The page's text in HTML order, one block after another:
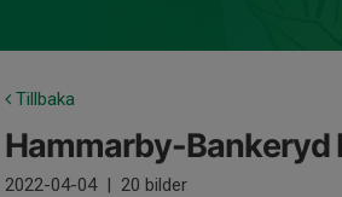
Tillbaka
Hammarby-Bankeryd
2022-04-04 | 20 bilder